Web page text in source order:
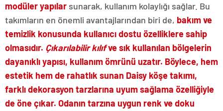
modüler yapılar sunarak, kullanım kolaylığı sağlar. Bu
takımların en önemli avantajlarından biri de, bakım ve
temizlik konusunda kullanıcı dostu özelliklere sahip
olmasıdır. Çıkarılabilir kılıfve sık kullanılan bölgelerin
dayanıklı yapısı, kullanım ömrünü uzatır. Böylece, hem
estetik hem de rahatlık sunan Daisy köşe takımı,
farklı dekorasyon tarzlarına uyum sağlama özelliğiyle
de öne çıkar. Odanın tarzına uygun renk ve doku